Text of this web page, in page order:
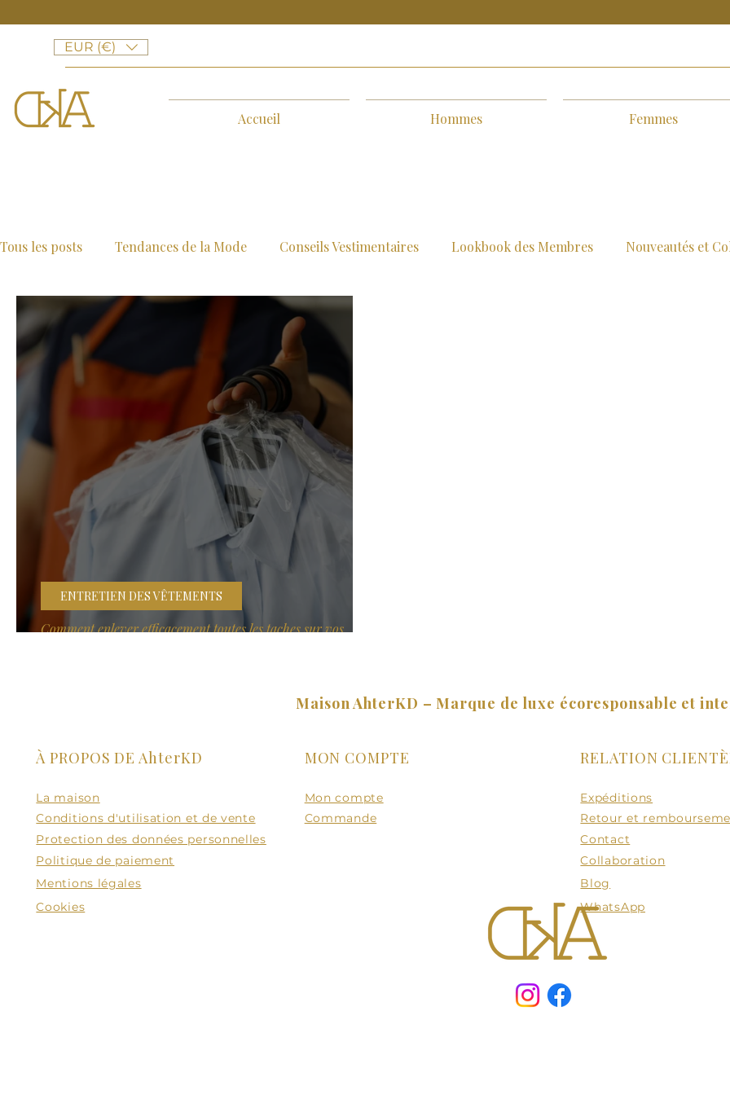
EUR (€)
Accueil Hommes Femmes
Tous les posts Tendances de la Mode Conseils Vestimentaires Lookbook des Membres Nouveautés et
Collaborations et Projets Évènements de la Marque
Presse & Médias – Maison AhterKD Ahter Kendirli dans l’actualité
Comment enlever efficacement toutes les taches sur vos
ENTRETIEN DES VÊTEMENTS
Maison AhterKD – Marque de luxe écoresponsable et
À PROPOS DE AhterKD
La maison
Conditions d'utilisation et de vente
Protection des données personnelles
Politique de paiement
Mentions légales
Cookies
MON COMPTE
Mon compte
Commande
RELATION
Expéditions
Retour et
Contact
Collaboration
Blog
WhatsApp